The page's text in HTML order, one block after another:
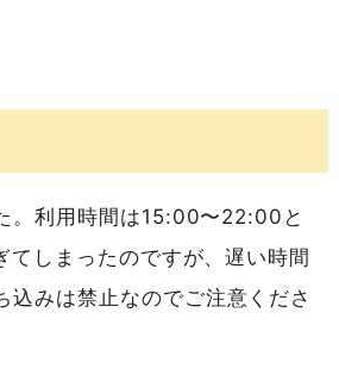
。利用時間は15:00〜22:00と
しまったのですが、遅い時間
みは禁止なのでご注意くださ